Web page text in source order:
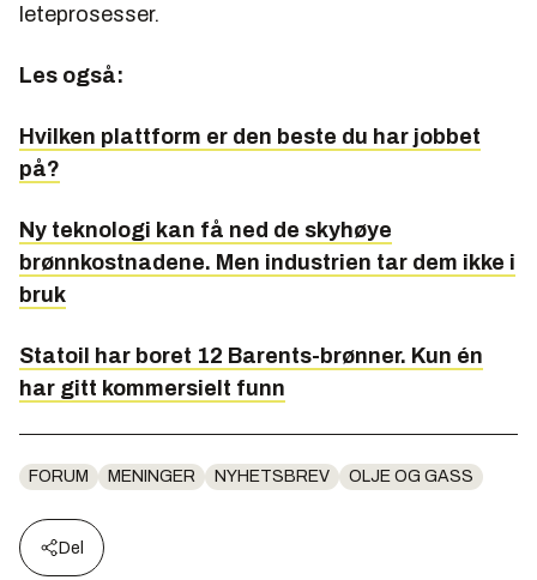
leteprosesser.
Les også:
Hvilken plattform er den beste du har jobbet
på?
Ny teknologi kan få ned de skyhøye
brønnkostnadene. Men industrien tar dem ikke i
bruk
Statoil har boret 12 Barents-brønner. Kun én
har gitt kommersielt funn
FORUM MENINGER NYHETSBREV OLJE OG GASS
Del